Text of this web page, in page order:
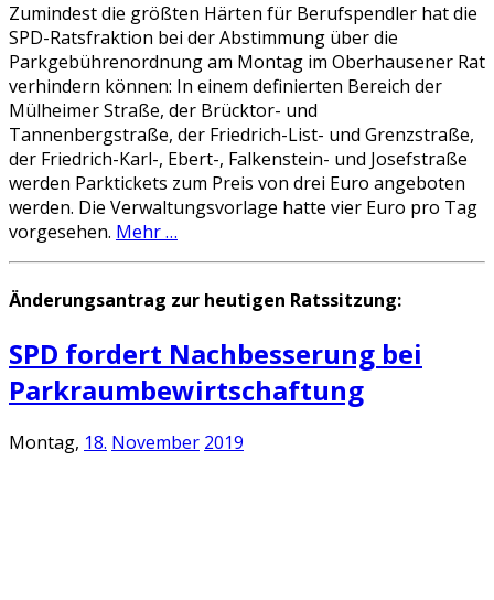
Zumindest die größten Härten für Berufspendler hat die
SPD-Ratsfraktion bei der Abstimmung über die
Parkgebührenordnung am Montag im Oberhausener Rat
verhindern können: In einem definierten Bereich der
Mülheimer Straße, der Brücktor- und
Tannenbergstraße, der Friedrich-List- und Grenzstraße,
der Friedrich-Karl-, Ebert-, Falkenstein- und Josefstraße
werden Parktickets zum Preis von drei Euro angeboten
werden. Die Verwaltungsvorlage hatte vier Euro pro Tag
vorgesehen. Mehr …
Änderungsantrag zur heutigen Ratssitzung:
SPD fordert Nachbesserung bei
Parkraumbewirtschaftung
Montag, 18. November 2019